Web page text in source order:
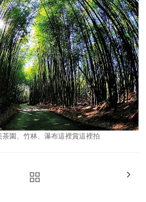
園、竹林、瀑布這裡賞這裡拍